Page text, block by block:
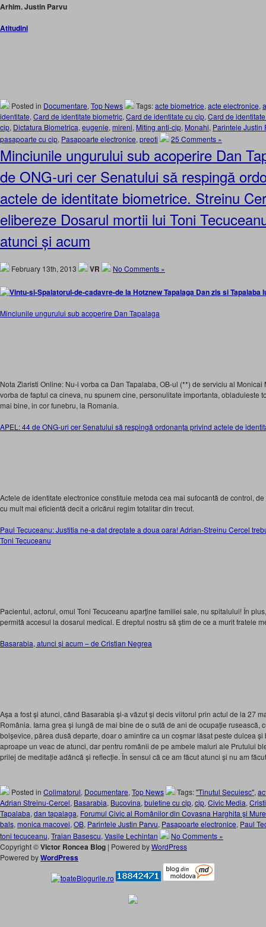
Arhim. Justin Parvu
Atitudini
Posted in Documentare, Top News Tags:acte biometrice, acte electronice,
identitate, Card de identitate biometric, Card de identitate cu cip, Card de
cip, Dictatura Biometrica, eugenie, mireni, Miting anti-cip, Monahi, Parintele Justin
pasapoarte cu cip, Pasapoarte electronice, preoti 25 Comments »
Minciunile ungurului sub acoperire Dan
de ONG-uri cer Senatului să respingă
actele de identitate biometrice. Streinu
elibereze Dosarul mortii lui Toni
atunci și acum
February 13th, 2013 VR No Comments »
Minciunile ungurului sub acoperire Dan Tapalaga
Nota Ziaristi Online: Nu-i vorba ca Dan Tapalaba, OB-ul (**) de serviciu al
vorba de faptul ca cineva, nu spunem cine, personulitate importanta, obladuieste
mai bine, in cor funebru, la Romania.
APEL: 44 de ONG-uri cer Senatului să respingă ordonanța privind actele de
Actele de identitate electronice constituie metoda cea mai sufocantă de control,
cu mult mai eficientă decît a oricărui regim totalitar din trecut.
Paul Tecuceanu: Justitia ne-a dat dreptate a doua oara! Adrian-Streinu Cercel
Toni Tecuceanu
Pacientul, actorul, omul Toni Tecuceanu aparţine familiei sale, nu spitalului! În
permită accesul la dosarul medical. E dreptul nostru să ştim de ce a murit fratele
Basarabia, atunci și acum – de Cristian Negrea
Așa a fost și atunci, când Basarabia și-a văzut și decis viitorul prin actul de la 27
România. Iarna grea și lungă de mai bine de o sută de ani de ocupație rusească,
bolșevice, părea dusă departe, doar o amintire ca un coșmar lăsat peste dulcea
aproape un veac de atunci, dar pentru românii de pe ambele maluri ale Prutului
prilej de meditație adâncă și reflecție. În sensul că ce am făcut atunci și nu am
Posted in Colimatorul, Documentare, Top News Tags:"Tinutul Secuiesc",
Adrian Streinu-Cercel, Basarabia, Bucovina, buletine cu cip, cip, Civic Media,
Tapalaba, dan tapalaga, Forumul Civic al Românilor din Covasna Harghita şi
bals, monica macovei, OB, Parintele Justin Parvu, Pasapoarte electronice, Paul
toni tecuceanu, Traian Basescu, Vasile Lechintan
No Comments »
Copyright ©Victor Roncea Blog | Powered byWordPress
Powered byWordPress